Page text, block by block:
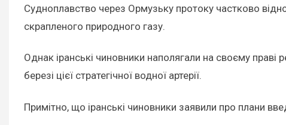
Судноплавство через Ормузьку протоку частково
скрапленого природного газу.
Однак іранські чиновники наполягали на своєму
березі цієї стратегічної водної артерії.
Примітно, що іранські чиновники заявили про плани